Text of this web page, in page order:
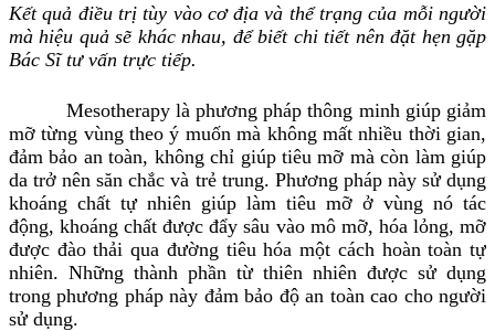
Kết quả điều trị tùy vào cơ địa và thể trạng của mỗi người
mà hiệu quả sẽ khác nhau, để biết chi tiết nên đặt hẹn gặp
Bác Sĩ tư vấn trực tiếp.
Mesotherapy là phương pháp thông minh giúp giảm
mỡ từng vùng theo ý muốn mà không mất nhiều thời gian,
đảm bảo an toàn, không chỉ giúp tiêu mỡ mà còn làm giúp
da trở nên săn chắc và trẻ trung. Phương pháp này sử dụng
khoáng chất tự nhiên giúp làm tiêu mỡ ở vùng nó tác
động, khoáng chất được đẩy sâu vào mô mỡ, hóa lỏng, mỡ
được đào thải qua đường tiêu hóa một cách hoàn toàn tự
nhiên. Những thành phần từ thiên nhiên được sử dụng
trong phương pháp này đảm bảo độ an toàn cao cho người
sử dụng.